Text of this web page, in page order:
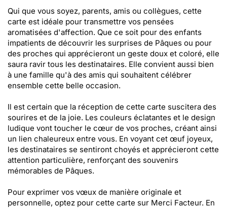
Qui que vous soyez, parents, amis ou collègues, cette
carte est idéale pour transmettre vos pensées
aromatisées d'affection. Que ce soit pour des enfants
impatients de découvrir les surprises de Pâques ou pour
des proches qui apprécieront un geste doux et coloré, elle
saura ravir tous les destinataires. Elle convient aussi bien
à une famille qu'à des amis qui souhaitent célébrer
ensemble cette belle occasion.
Il est certain que la réception de cette carte suscitera des
sourires et de la joie. Les couleurs éclatantes et le design
ludique vont toucher le cœur de vos proches, créant ainsi
un lien chaleureux entre vous. En voyant cet œuf joyeux,
les destinataires se sentiront choyés et apprécieront cette
attention particulière, renforçant des souvenirs
mémorables de Pâques.
Pour exprimer vos vœux de manière originale et
personnelle, optez pour cette carte sur Merci Facteur. En